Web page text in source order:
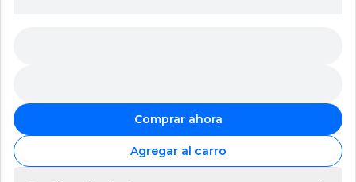
Comprar ahora
Agregar al carro